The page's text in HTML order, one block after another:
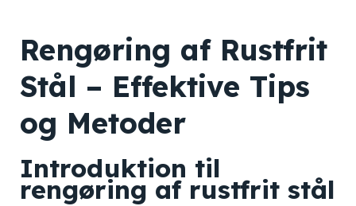
Rengøring af Rustfrit
Stål – Effektive Tips
og Metoder
Introduktion til
rengøring af rustfrit stål